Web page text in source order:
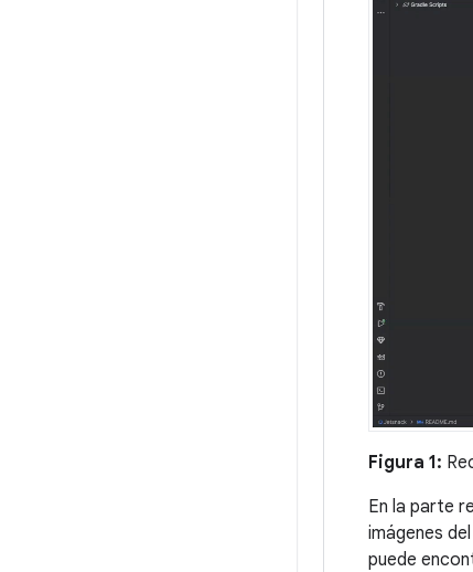
Figura 1:
En la parte
imágenes
puede